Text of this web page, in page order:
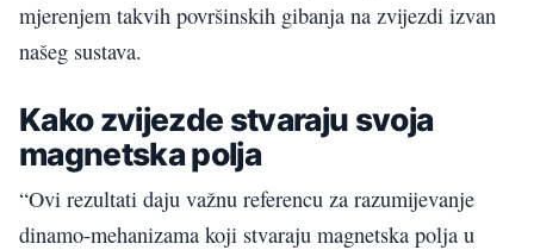
mjerenjem takvih površinskih gibanja na zvijezdi izvan
našeg sustava.
Kako zvijezde stvaraju svoja
magnetska polja
“Ovi rezultati daju važnu referencu za razumijevanje
dinamo-mehanizama koji stvaraju magnetska polja u